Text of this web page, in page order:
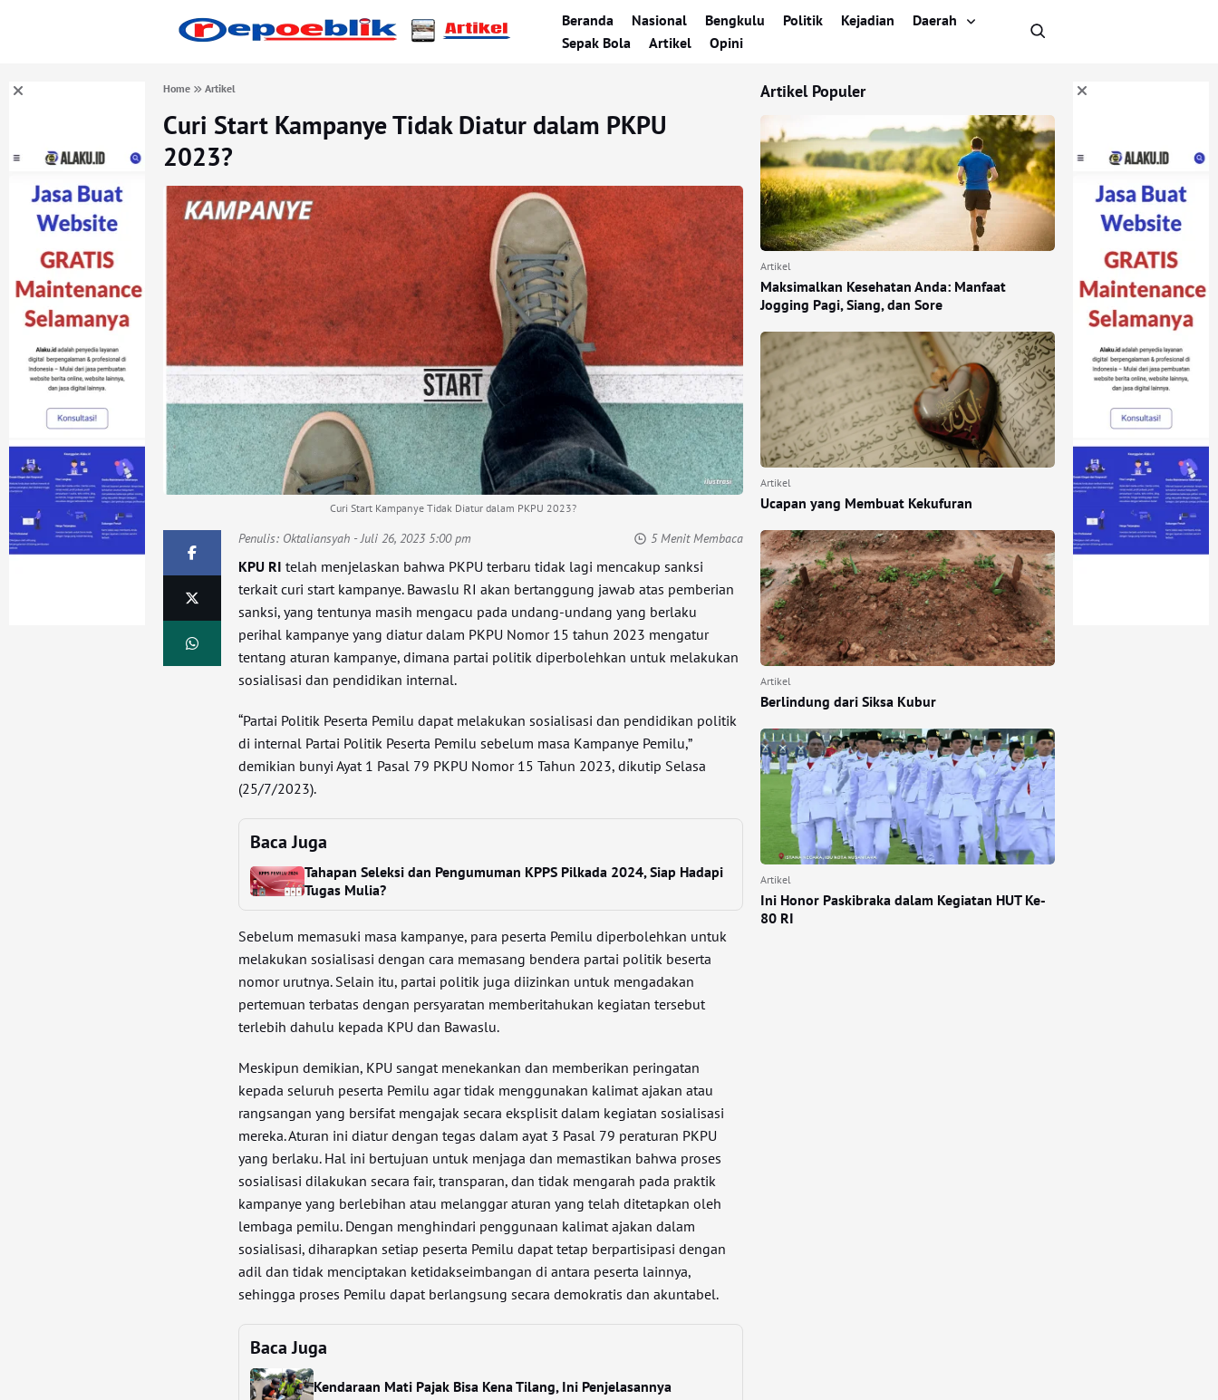
Beranda Nasional Bengkulu Politik Kejadian
Daerah
Sepak Bola
Artikel Opini
Home Artikel
Curi Start Kampanye Tidak Diatur dalam PKPU
2023?
Curi Start Kampanye Tidak Diatur dalam PKPU 2023?
Penulis: Oktaliansyah - Juli 26, 2023 5:00 pm 5 Menit Membaca
KPU RI telah menjelaskan bahwa PKPU terbaru tidak lagi mencakup sanksi
terkait curi start kampanye. Bawaslu RI akan bertanggung jawab atas pemberian
sanksi, yang tentunya masih mengacu pada undang-undang yang berlaku
perihal kampanye yang diatur dalam PKPU Nomor 15 tahun 2023 mengatur
tentang aturan kampanye, dimana partai politik diperbolehkan untuk melakukan
sosialisasi dan pendidikan internal.
“Partai Politik Peserta Pemilu dapat melakukan sosialisasi dan pendidikan politik
di internal Partai Politik Peserta Pemilu sebelum masa Kampanye Pemilu,”
demikian bunyi Ayat 1 Pasal 79 PKPU Nomor 15 Tahun 2023, dikutip Selasa
(25/7/2023).
Baca Juga
Tahapan Seleksi dan Pengumuman KPPS Pilkada 2024, Siap Hadapi
Tugas Mulia?
Sebelum memasuki masa kampanye, para peserta Pemilu diperbolehkan untuk
melakukan sosialisasi dengan cara memasang bendera partai politik beserta
nomor urutnya. Selain itu, partai politik juga diizinkan untuk mengadakan
pertemuan terbatas dengan persyaratan memberitahukan kegiatan tersebut
terlebih dahulu kepada KPU dan Bawaslu.
Meskipun demikian, KPU sangat menekankan dan memberikan peringatan
kepada seluruh peserta Pemilu agar tidak menggunakan kalimat ajakan atau
rangsangan yang bersifat mengajak secara eksplisit dalam kegiatan sosialisasi
mereka. Aturan ini diatur dengan tegas dalam ayat 3 Pasal 79 peraturan PKPU
yang berlaku. Hal ini bertujuan untuk menjaga dan memastikan bahwa proses
sosialisasi dilakukan secara fair, transparan, dan tidak mengarah pada praktik
kampanye yang berlebihan atau melanggar aturan yang telah ditetapkan oleh
lembaga pemilu. Dengan menghindari penggunaan kalimat ajakan dalam
sosialisasi, diharapkan setiap peserta Pemilu dapat tetap berpartisipasi dengan
adil dan tidak menciptakan ketidakseimbangan di antara peserta lainnya,
sehingga proses Pemilu dapat berlangsung secara demokratis dan akuntabel.
Baca Juga
Kendaraan Mati Pajak Bisa Kena Tilang, Ini Penjelasannya
Artikel Populer
Artikel
Maksimalkan Kesehatan Anda: Manfaat
Jogging Pagi, Siang, dan Sore
Artikel
Ucapan yang Membuat Kekufuran
Artikel
Berlindung dari Siksa Kubur
Artikel
Ini Honor Paskibraka dalam Kegiatan HUT Ke-
80 RI